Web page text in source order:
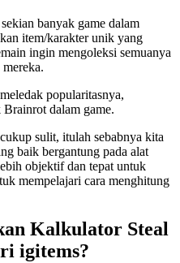
banyak game dalam
item/karakter unik yang
ingin mengoleksi semuanya
popularitasnya,
dalam game.
sulit, itulah sebabnya kita
baik bergantung pada alat
objektif dan tepat untuk
mempelajari cara menghitung
Kalkulator Steal
igitems?